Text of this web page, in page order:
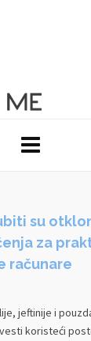
su
za
računare
jeftinije i
koristeći